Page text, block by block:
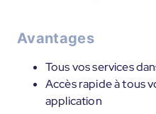
Avantages
Tous vos services
Accès rapide à tous
application